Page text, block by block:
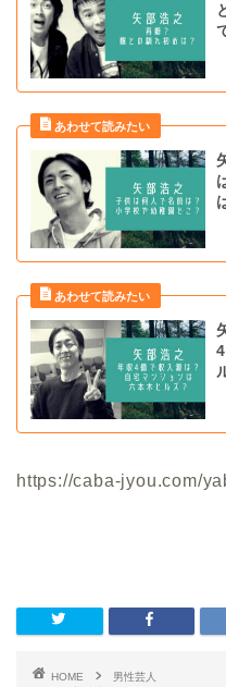
https://caba-jyou.com/
HOME
男性芸人